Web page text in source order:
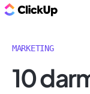
MARKETING
10